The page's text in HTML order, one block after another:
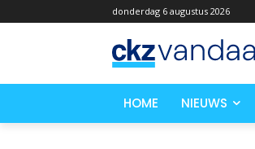
donderdag 6 augustus 2026
HOME NIEUWS